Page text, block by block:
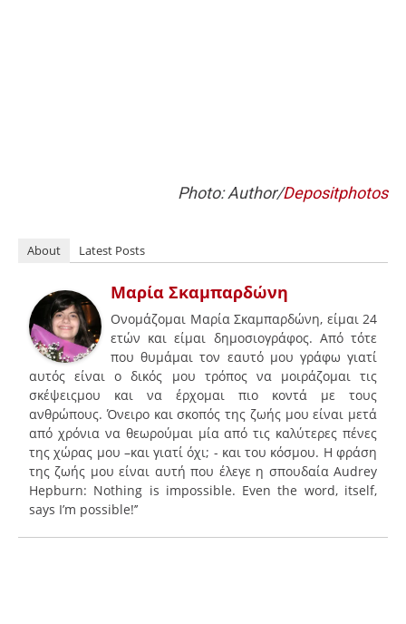
Photo: Author/Depositphotos
About Latest Posts
Μαρία Σκαμπαρδώνη
Ονομάζομαι Μαρία Σκαμπαρδώνη, είμαι 24
ετών και είμαι δημοσιογράφος. Από τότε
που θυμάμαι τον εαυτό μου γράφω γιατί
αυτός είναι ο δικός μου τρόπος να μοιράζομαι τις
σκέψειςμου και να έρχομαι πιο κοντά με τους
ανθρώπους. Όνειρο και σκοπός της ζωής μου είναι μετά
από χρόνια να θεωρούμαι μία από τις καλύτερες πένες
της χώρας μου –και γιατί όχι; - και του κόσμου. Η φράση
της ζωής μου είναι αυτή που έλεγε η σπουδαία Audrey
Hepburn: Nothing is impossible. Even the word, itself,
says I’m possible!’’